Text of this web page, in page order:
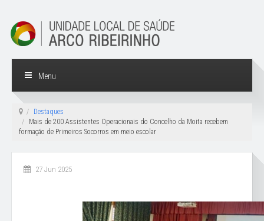
Menu
Destaques
Mais de 200 Assistentes Operacionais do Concelho da Moita recebem
formação de Primeiros Socorros em meio escolar
27 Jun 2025